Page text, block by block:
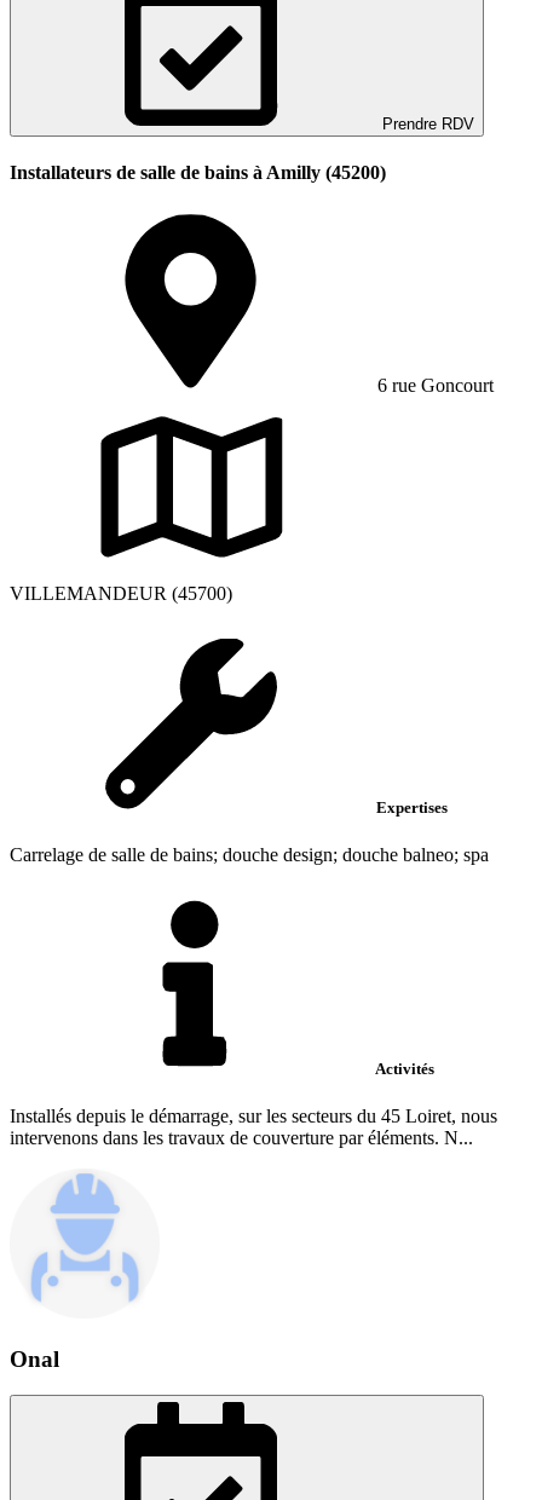
Prendre RDV
Installateurs de salle de bains à Amilly (45200)
6 rue Goncourt
VILLEMANDEUR (45700)
Expertises
Carrelage de salle de bains; douche design; douche balneo; spa
Activités
Installés depuis le démarrage, sur les secteurs du 45 Loiret, nous
intervenons dans les travaux de couverture par éléments. N...
Onal